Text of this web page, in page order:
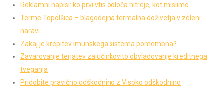
Reklamni napisi: ko prvi vtis odloča hitreje, kot mislimo
Terme Topolšica – blagodejna termalna doživetja v zeleni
naravi
Zakaj je krepitev imunskega sistema pomembna?
Zavarovanje terjatev za učinkovito obvladovanje kreditnega
tveganja
Pridobite pravično odškodnino z Visoko odškodnino